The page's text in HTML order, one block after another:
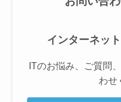
インターネッ
ITのお悩み、ご質問
わせ